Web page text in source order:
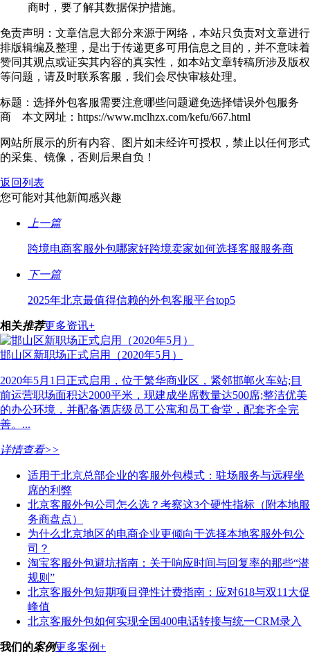
商时，要了解其数据保护措施。
免责声明：文章信息大部分来源于网络，本站只负责对文章进行
排版辑编及整理，是出于传递更多可用信息之目的，并不意味着
赞同其观点或证实其内容的真实性，如本站文章转稿所涉及版权
等问题，请及时联系客服，我们会尽快审核处理。
标题：选择外包客服需要注意哪些问题避免选择错误外包服务
商 本文网址：https://www.mclhzx.com/kefu/667.html
网站所展示的所有内容、图片如未经许可授权，禁止以任何形式
的采集、镜像，否则后果自负！
返回列表
您可能对其他新闻感兴趣
上一篇
跨境电商客服外包哪家好跨境卖家如何选择客服服务商
下一篇
2025年北京最值得信赖的外包客服平台top5
相关推荐更多资讯+
邯山区新职场正式启用（2020年5月）
2020年5月1日正式启用，位于繁华商业区，紧邻邯郸火车站;目
前运营职场面积达2000平米，现建成坐席数量达500席;整洁优美
的办公环境，并配备酒店级员工公寓和员工食堂，配套齐全完
善。...
详情查看>>
适用于北京总部企业的客服外包模式：驻场服务与远程坐
席的利弊
北京客服外包公司怎么选？考察这3个硬性指标（附本地服
务商盘点）
为什么北京地区的电商企业更倾向于选择本地客服外包公
司？
淘宝客服外包避坑指南：关于响应时间与回复率的那些“潜
规则”
北京客服外包短期项目弹性计费指南：应对618与双11大促
峰值
北京客服外包如何实现全国400电话转接与统一CRM录入
我们的案例更多案例+